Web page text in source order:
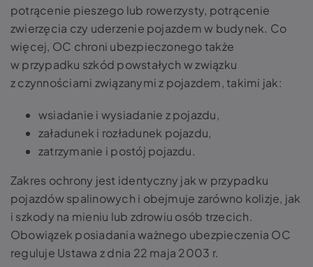
potrącenie pieszego lub rowerzysty, potrącenie
zwierzęcia czy uderzenie pojazdem w budynek. Co
więcej, OC chroni ubezpieczonego także
w przypadku szkód powstałych w związku
z czynnościami związanymi z pojazdem, takimi jak:
wsiadanie i wysiadanie z pojazdu,
załadunek i rozładunek pojazdu,
zatrzymanie i postój pojazdu.
Zakres ochrony jest identyczny jak w przypadku
pojazdów spalinowych i obejmuje zarówno kolizje, jak
i szkody na mieniu lub zdrowiu osób trzecich.
Obowiązek posiadania ważnego ubezpieczenia OC
reguluje Ustawa z dnia 22 maja 2003 r.